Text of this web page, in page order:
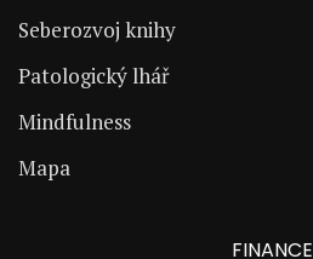
Seberozvoj knihy
Patologický lhář
Mindfulness
Mapa
FINANCE